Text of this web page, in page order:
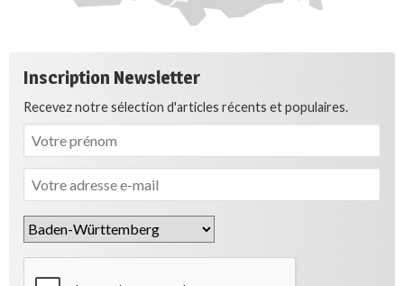
Inscription Newsletter
Recevez notre sélection d'articles récents et populaires.